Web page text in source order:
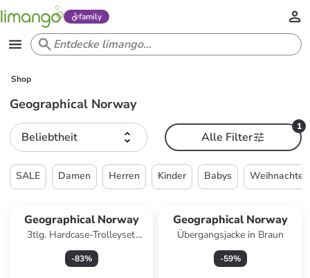
family
Shop
Geographical Norway
Beliebtheit
1
Alle Filter
SALE Damen Herren Kinder Babys Weihnachten
Geographical Norway
3tlg. Hardcase-Trolleyset
"Sillo" in Hellblau
-83%
Geographical Norway
Übergangsjacke in Braun
-59%